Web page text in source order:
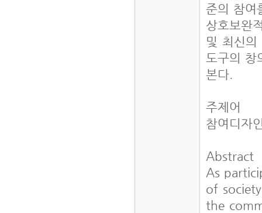
준의 참여
상호보완
및 최신의
도구의 창
본다.
주제어
참여디자
Abstract
As
of
the